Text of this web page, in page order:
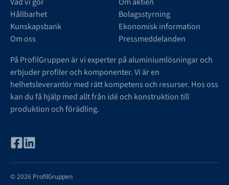
Hållbarhet
Kunskapsbank
Om oss
Bolagsstyrning
Ekonomisk information
Pressmeddelanden
På ProfilGruppen är vi experter på aluminiumlösningar och
erbjuder profiler och komponenter. Vi är en
helhetsleverantör med rätt kompetens och resurser. Hos oss
kan du få hjälp med allt från idé och konstruktion till
produktion och förädling.
© 2026 ProfilGruppen